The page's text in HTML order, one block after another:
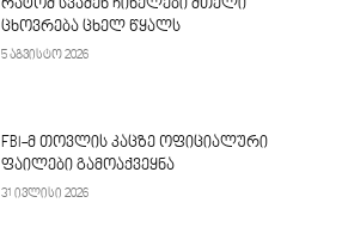
რატომ სვამენ ჩინელები მთელი
ცხოვრება ცხელ წყალს
5 აგვისტო 2026
FBI-მ თოვლის კაცზე ოფიციალური
ფაილები გამოაქვეყნა
31 ივლისი 2026